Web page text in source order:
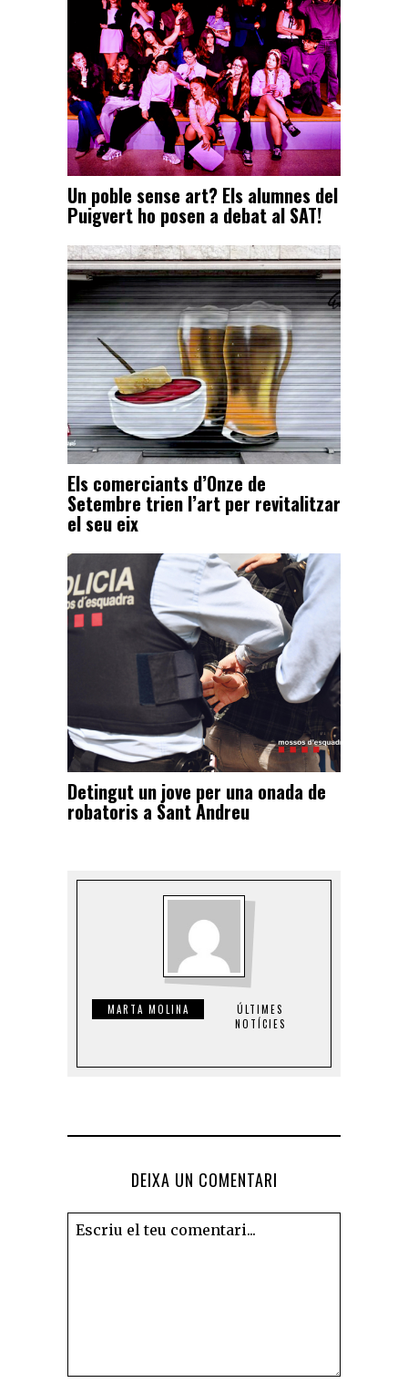
Un poble sense art? Els alumnes del
Puigvert ho posen a debat al SAT!
Els comerciants d’Onze de
Setembre trien l’art per revitalitzar
el seu eix
Detingut un jove per una onada de
robatoris a Sant Andreu
MARTA MOLINA
ÚLTIMES
NOTÍCIES
DEIXA UN COMENTARI